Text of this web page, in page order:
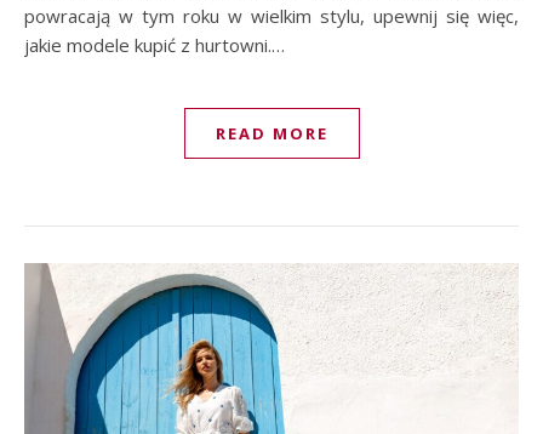
powracają w tym roku w wielkim stylu, upewnij się więc,
jakie modele kupić z hurtowni.…
READ MORE